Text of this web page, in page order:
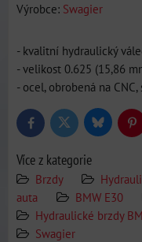
Výrobce: Swagier
- kvalitní hydraulický
- velikost 0.625 (15,86
- ocel, obrobená na
FacebookTwitter Bluesky
Více z kategorie
Brzdy
auta
BMW E30
Hydraulické brzdy
Swagier